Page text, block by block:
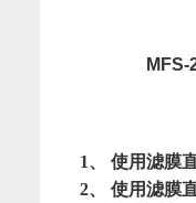
1、 使用滤膜
2、 使用滤膜